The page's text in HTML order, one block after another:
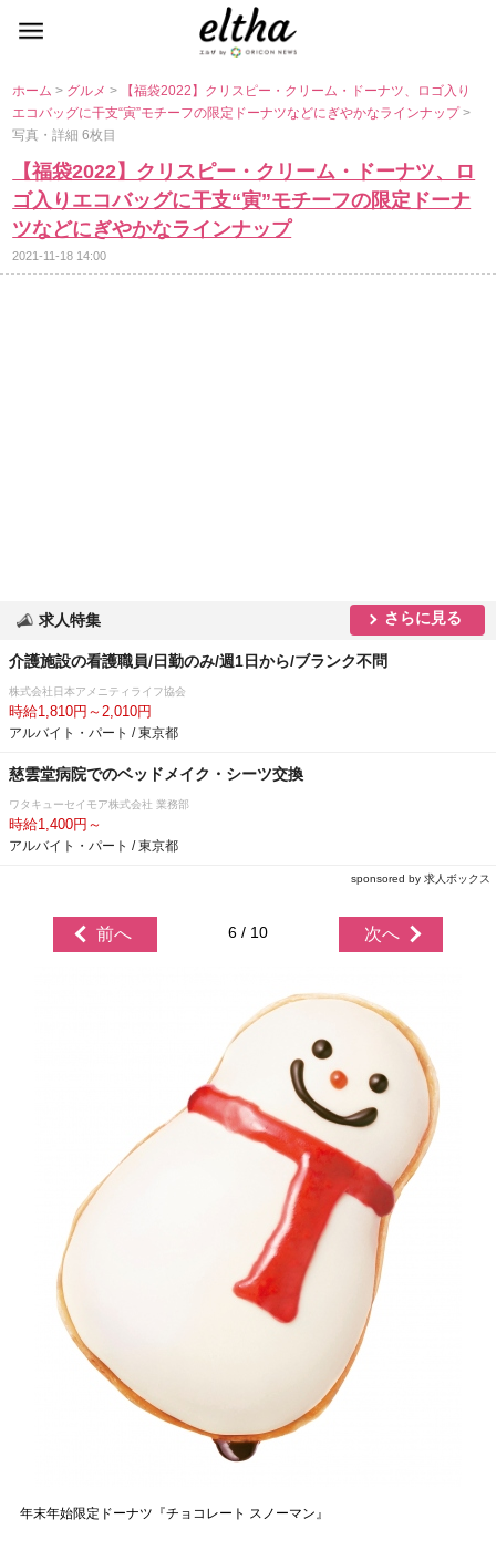
ホーム> グルメ>
【福袋2022】クリスピー・クリーム・ドーナツ、ロゴ入り
エコバッグに干支“寅”モチーフの限定ドーナツなどにぎやかなラインナップ>
写真・詳細 6枚目
【福袋2022】クリスピー・クリーム・ドーナツ、ロ
ゴ入りエコバッグに干支“寅”モチーフの限定ドーナ
ツなどにぎやかなラインナップ
2021-11-18 14:00
求人特集 さらに見る
介護施設の看護職員/日勤のみ/週1日から/ブランク不問
株式会社日本アメニティライフ協会
時給1,810円～2,010円
アルバイト・パート / 東京都
慈雲堂病院でのベッドメイク・シーツ交換
ワタキューセイモア株式会社 業務部
時給1,400円～
アルバイト・パート / 東京都
sponsored by 求人ボックス
前へ 6 / 10 次へ
年末年始限定ドーナツ『チョコレート スノーマン』